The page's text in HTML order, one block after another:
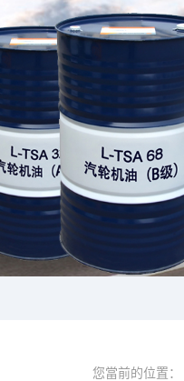
您當前的位置：